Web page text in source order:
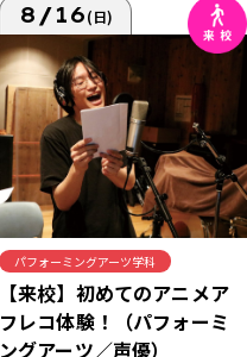
8/16(日)
パフォーミングアーツ学科
【来校】初めてのアニメア
フレコ体験！（パフォーミ
ングアーツ／声優）